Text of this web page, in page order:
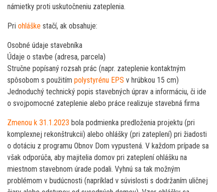
námietky proti uskutočneniu zateplenia.
Pri ohláške stačí, ak obsahuje:
Osobné údaje stavebníka
Údaje o stavbe (adresa, parcela)
Stručne popísaný rozsah prác (napr. zateplenie kontaktným
spôsobom s použitím polystyrénu EPS v hrúbkou 15 cm)
Jednoduchý technický popis stavebných úprav a informáciu, či ide
o svojpomocné zateplenie alebo práce realizuje stavebná firma
Zmenou k 31.1.2023 bola podmienka predloženia projektu (pri
komplexnej rekonštrukcii) alebo ohlášky (pri zateplení) pri žiadosti
o dotáciu z programu Obnov Dom vypustená. V každom prípade sa
však odporúča, aby majitelia domov pri zateplení ohlášku na
miestnom stavebnom úrade podali. Vyhnú sa tak možným
problémom v budúcnosti (napríklad v súvislosti s dodržaním uličnej